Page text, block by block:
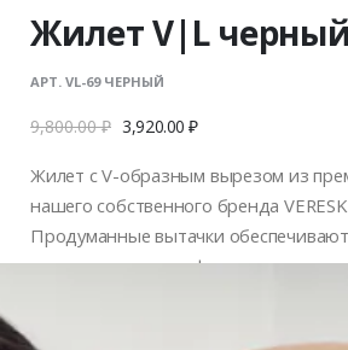
Жилет V|L черный
АРТ. VL-69 ЧЕРНЫЙ
9,800.00₽ 3,920.00₽
Жилет с V-образным вырезом из
нашего собственного бренда
Продуманные вытачки
посадку модели по фигуре, а